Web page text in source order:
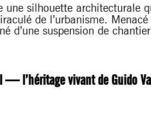
silhouette architecturale
de l’urbanisme.
d’une suspension de
l’héritage vivant de Guido